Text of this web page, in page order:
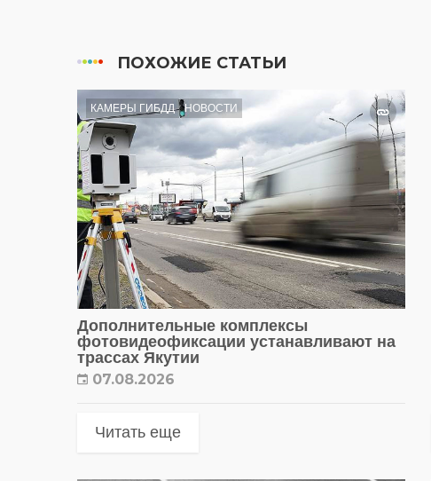
ПОХОЖИЕ СТАТЬИ
КАМЕРЫ ГИБДД НОВОСТИ
Дополнительные комплексы
фотовидеофиксации устанавливают на
трассах Якутии
07.08.2026
Читать еще